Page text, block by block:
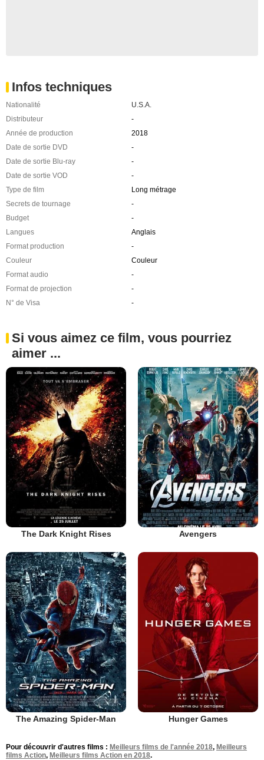
Infos techniques
Nationalité
U.S.A.
Distributeur
-
Année de production
2018
Date de sortie DVD
-
Date de sortie Blu-ray
-
Date de sortie VOD
-
Type de film
Long métrage
Secrets de tournage
-
Budget
-
Langues
Anglais
Format production
-
Couleur
Couleur
Format audio
-
Format de projection
-
N° de Visa
-
Si vous aimez ce film, vous pourriez
aimer ...
The Dark Knight Rises Avengers
The Amazing Spider-Man Hunger Games
Pour découvrir d'autres films : Meilleurs films de l'année 2018, Meilleurs
films Action, Meilleurs films Action en 2018.